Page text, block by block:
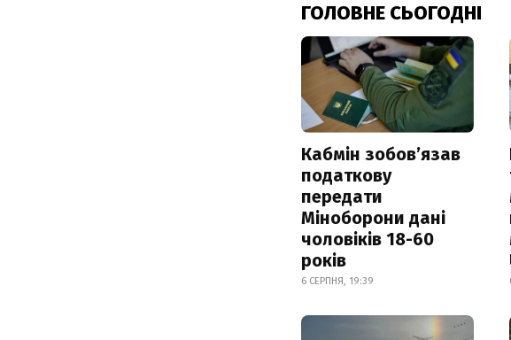
ГОЛОВНЕ СЬОГОДНІ
Кабмін зобовʼязав
податкову
передати
Міноборони дані
чоловіків 18-60
років
6 СЕРПНЯ, 19:39